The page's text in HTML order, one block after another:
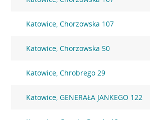
Katowice, Chorzowska 107
Katowice, Chorzowska 50
Katowice, Chrobrego 29
Katowice, GENERAŁA JANKEGO 122